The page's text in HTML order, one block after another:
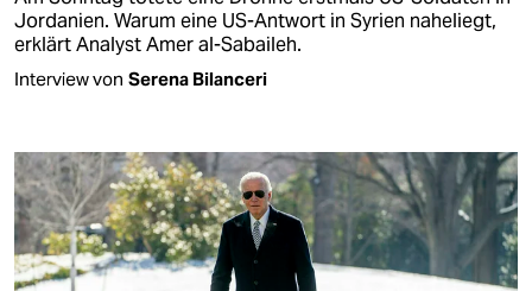
Jordanien. Warum eine US-Antwort in Syrien naheliegt,
erklärt Analyst Amer al-Sabaileh.
Interview von Serena Bilanceri